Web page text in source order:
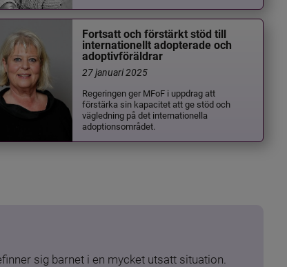
Fortsatt och förstärkt stöd till
internationellt adopterade och
adoptivföräldrar
27 januari 2025
Regeringen ger MFoF i uppdrag att
förstärka sin kapacitet att ge stöd och
vägledning på det internationella
adoptionsområdet.
sig barnet i en mycket utsatt situation.